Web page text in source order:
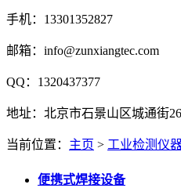
手机：13301352827
邮箱：info@zunxiangtec.com
QQ：1320437377
地址：北京市石景山区城通街
当前位置： 主页 > 工业检测仪
便携式焊接设备